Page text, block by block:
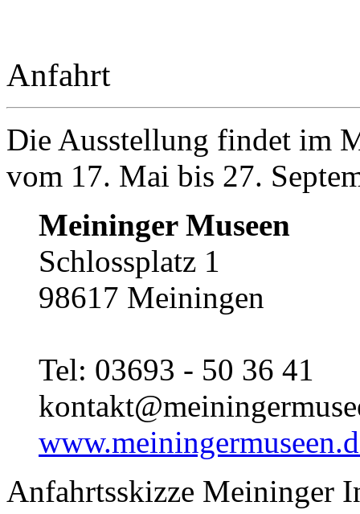
Anfahrt
Die Ausstellung findet im
vom 17. Mai bis 27.
Meininger Museen
Schlossplatz 1
98617 Meiningen
Tel: 03693 - 50 36 41
Anfahrtsskizze Meininger